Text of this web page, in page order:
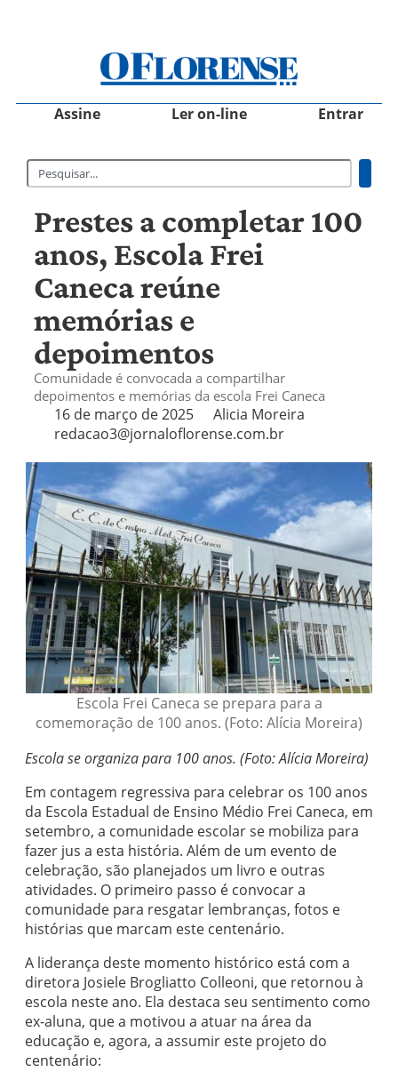
Assine Ler on-line Entrar
Prestes a completar 100
anos, Escola Frei
Caneca reúne
memórias e
depoimentos
Comunidade é convocada a compartilhar
depoimentos e memórias da escola Frei Caneca
16 de março de 2025
Alicia Moreira
redacao3@jornaloflorense.com.br
Escola Frei Caneca se prepara para a
comemoração de 100 anos. (Foto: Alícia Moreira)
Escola se organiza para 100 anos. (Foto: Alícia Moreira)
Em contagem regressiva para celebrar os 100 anos
da Escola Estadual de Ensino Médio Frei Caneca, em
setembro, a comunidade escolar se mobiliza para
fazer jus a esta história. Além de um evento de
celebração, são planejados um livro e outras
atividades. O primeiro passo é convocar a
comunidade para resgatar lembranças, fotos e
histórias que marcam este centenário.
A liderança deste momento histórico está com a
diretora Josiele Brogliatto Colleoni, que retornou à
escola neste ano. Ela destaca seu sentimento como
ex-aluna, que a motivou a atuar na área da
educação e, agora, a assumir este projeto do
centenário: